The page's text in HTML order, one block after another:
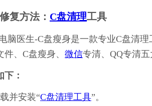
复方法： C盘清理工具
脑医生-C盘瘦身是一款专业C盘清
、C盘瘦身、 微信专清、QQ专清五
下：
并安装“C盘清理工具”。